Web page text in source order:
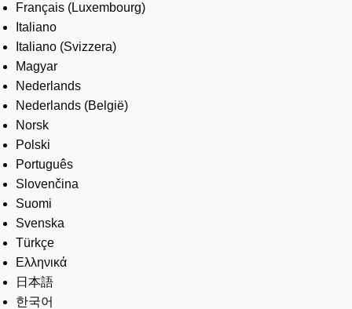
Français (Luxembourg)
Italiano
Italiano (Svizzera)
Magyar
Nederlands
Nederlands (België)
Norsk
Polski
Português
Slovenčina
Suomi
Svenska
Türkçe
Ελληνικά
日本語
한국어